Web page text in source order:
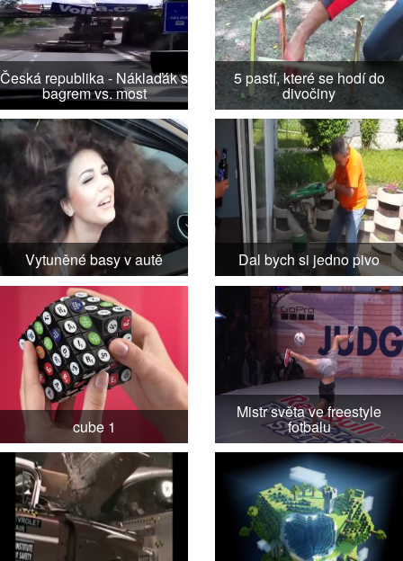
Česká republika - Náklaďák s
bagrem vs. most
5 pastí, které se hodí do
divočiny
Vytuněné basy v autě Dal bych si jedno pivo
cube 1
Mistr světa ve freestyle
fotbalu